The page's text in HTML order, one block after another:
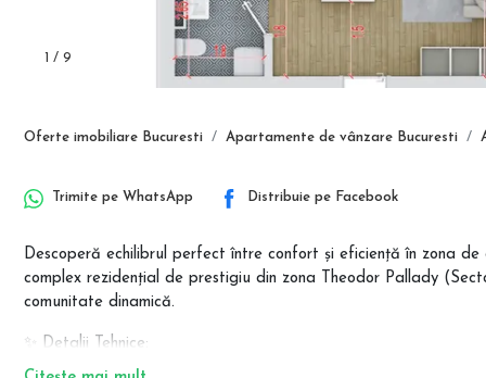
/ 9
Oferte imobiliare Bucuresti Apartamente de vânzare Bucuresti
Trimite pe WhatsApp Distribuie pe Facebook
Descoperă echilibrul perfect între confort și eficiență în zona
complex rezidențial de prestigiu din zona Theodor Pallady
comunitate dinamică.
✨ Detalii Tehnice:
Suprafață Utilă: 40.79 mp.